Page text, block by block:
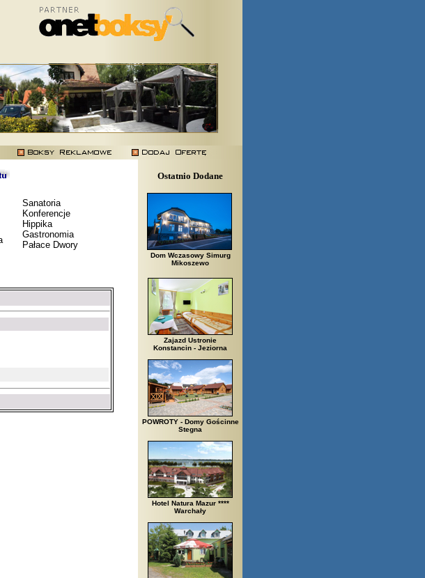
Sanatoria
Konferencje
Hippika
Gastronomia
Pałace Dwory
Ostatnio Dodane
Dom Wczasowy Simurg
Mikoszewo
Zajazd Ustronie
Konstancin - Jeziorna
POWROTY - Domy Gościnne
Stegna
Hotel Natura Mazur ****
Warchały